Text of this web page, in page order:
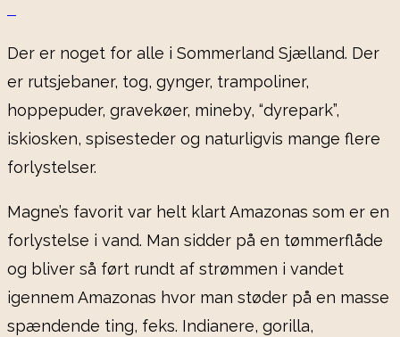
Der er noget for alle i Sommerland Sjælland. Der
er rutsjebaner, tog, gynger, trampoliner,
hoppepuder, gravekøer, mineby, “dyrepark”,
iskiosken, spisesteder og naturligvis mange flere
forlystelser.
Magne’s favorit var helt klart Amazonas som er en
forlystelse i vand. Man sidder på en tømmerflåde
og bliver så ført rundt af strømmen i vandet
igennem Amazonas hvor man støder på en masse
spændende ting, feks. Indianere, gorilla,